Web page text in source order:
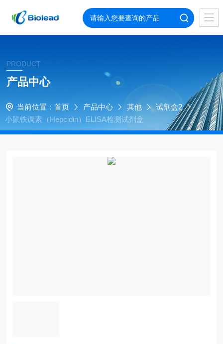
PRODUCT
产品中心
当前位置： 首页 产品中心 其他
试剂盒2
小鼠铁调素（Hepcidin）ELISA检测试剂盒